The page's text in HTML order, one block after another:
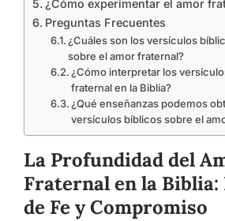
¿Cómo experimentar el amor
Preguntas Frecuentes
¿Cuáles son los versículos
sobre el amor fraternal?
¿Cómo interpretar los
fraternal en la Biblia?
¿Qué enseñanzas podemos
versículos bíblicos sobre el
La Profundidad del
Fraternal en la Biblia:
de Fe y Compromiso